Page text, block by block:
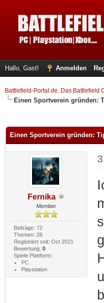
Hallo, Gast! Anmelden
Battlefield-Portal.de. Das Battlefield
Einen Sportverein gründen:
Einen Sportverein gründen:
Fernika
Member
Beiträge: 72
Themen: 28
Registriert seit: Oct 2021
Bewertung: 0
Spiele Plattform:
PC
Playstation